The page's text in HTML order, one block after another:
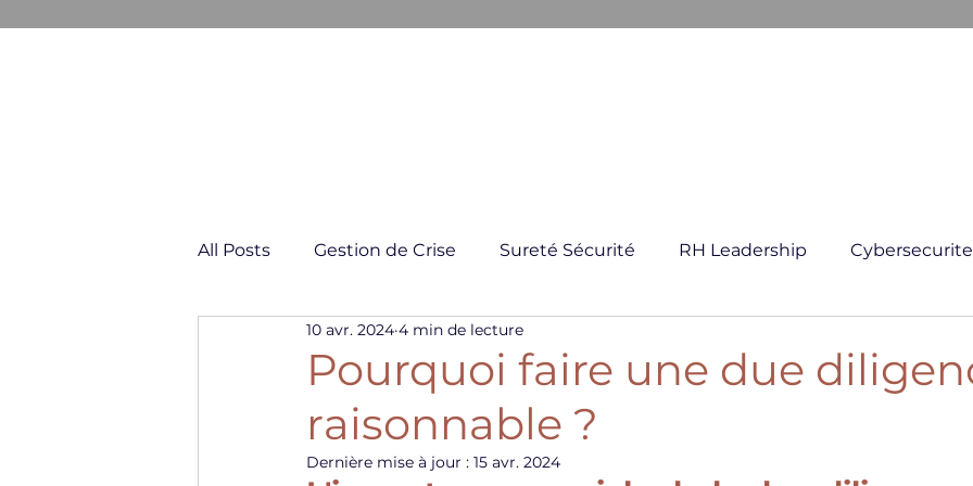
All Posts Gestion de Crise Sureté Sécurité RH Leadership Cybersecurite
Négociation & Conflit
Pourquoi faire une due
raisonnable ?
10 avr. 2024 4 min de lecture
Dernière mise à jour : 15 avr. 2024